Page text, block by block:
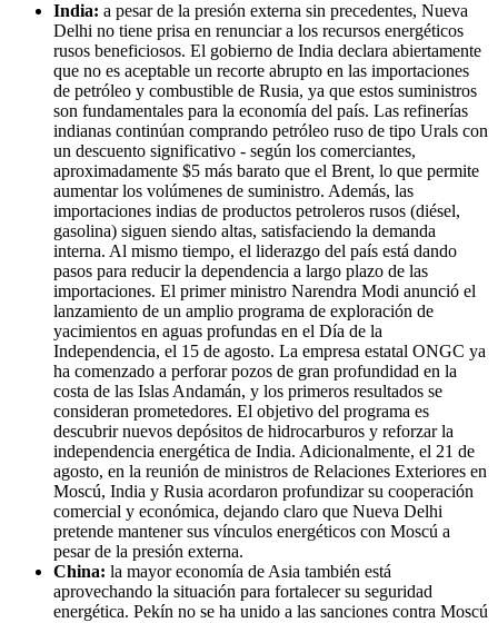
India: a pesar de la presión externa sin precedentes, Nueva
Delhi no tiene prisa en renunciar a los recursos energéticos
rusos beneficiosos. El gobierno de India declara abiertamente
que no es aceptable un recorte abrupto en las importaciones
de petróleo y combustible de Rusia, ya que estos suministros
son fundamentales para la economía del país. Las refinerías
indianas continúan comprando petróleo ruso de tipo Urals con
un descuento significativo - según los comerciantes,
aproximadamente $5 más barato que el Brent, lo que permite
aumentar los volúmenes de suministro. Además, las
importaciones indias de productos petroleros rusos (diésel,
gasolina) siguen siendo altas, satisfaciendo la demanda
interna. Al mismo tiempo, el liderazgo del país está dando
pasos para reducir la dependencia a largo plazo de las
importaciones. El primer ministro Narendra Modi anunció el
lanzamiento de un amplio programa de exploración de
yacimientos en aguas profundas en el Día de la
Independencia, el 15 de agosto. La empresa estatal ONGC ya
ha comenzado a perforar pozos de gran profundidad en la
costa de las Islas Andamán, y los primeros resultados se
consideran prometedores. El objetivo del programa es
descubrir nuevos depósitos de hidrocarburos y reforzar la
independencia energética de India. Adicionalmente, el 21 de
agosto, en la reunión de ministros de Relaciones Exteriores en
Moscú, India y Rusia acordaron profundizar su cooperación
comercial y económica, dejando claro que Nueva Delhi
pretende mantener sus vínculos energéticos con Moscú a
pesar de la presión externa.
China: la mayor economía de Asia también está
aprovechando la situación para fortalecer su seguridad
energética. Pekín no se ha unido a las sanciones contra Moscú